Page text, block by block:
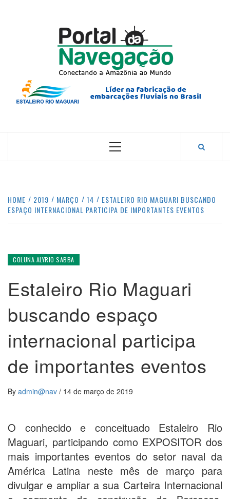
CONECTANDO A AMAZÔNIA COM O MUNDO.
Primary
HOME 2019 MARÇO 14
ESTALEIRO RIO MAGUARI BUSCANDO
ESPAÇO INTERNACIONAL PARTICIPA DE IMPORTANTES EVENTOS
COLUNA ALYRIO SABBA
Estaleiro Rio Maguari
buscando espaço
internacional participa
de importantes eventos
By admin@nav / 14 de março de 2019
O conhecido e conceituado Estaleiro Rio
Maguari, participando como EXPOSITOR dos
mais importantes eventos do setor naval da
América Latina neste mês de março para
divulgar e ampliar a sua Carteira Internacional